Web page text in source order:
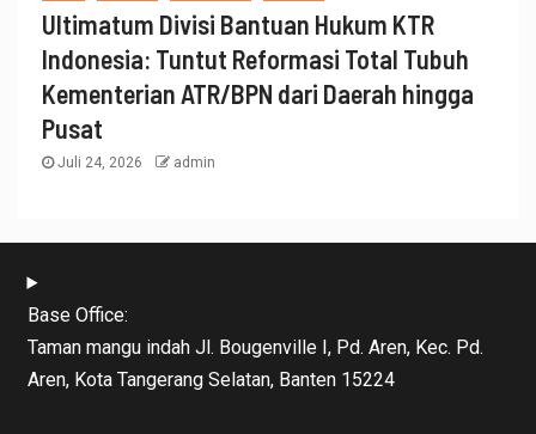
Ultimatum Divisi Bantuan Hukum KTR
Indonesia: Tuntut Reformasi Total Tubuh
Kementerian ATR/BPN dari Daerah hingga
Pusat
Juli 24, 2026 admin
Base Office:
Taman mangu indah Jl. Bougenville I, Pd. Aren, Kec. Pd.
Aren, Kota Tangerang Selatan, Banten 15224